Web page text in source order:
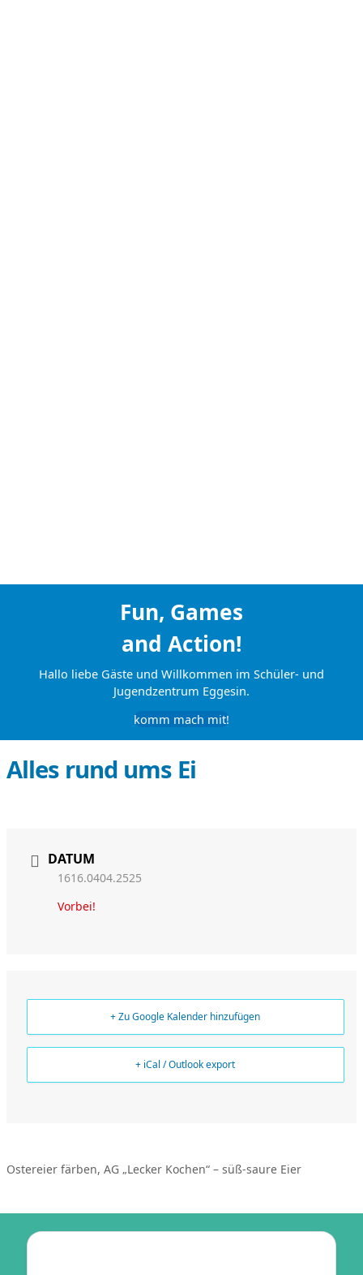
Fun, Games
and Action!
Hallo liebe Gäste und Willkommen im Schüler- und
Jugendzentrum Eggesin.
komm mach mit!
Alles rund ums Ei
DATUM
1616.0404.2525
Vorbei!
+ Zu Google Kalender hinzufügen
+ iCal / Outlook export
Ostereier färben, AG „Lecker Kochen“ – süß-saure Eier